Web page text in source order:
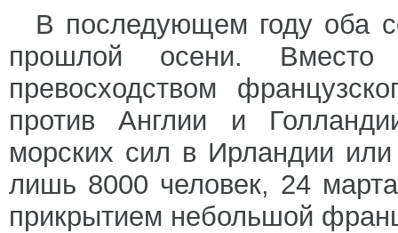
В последующем году оба
прошлой осени. Вместо
превосходством
против Англии и
морских сил в Ирландии
лишь 8000 человек, 24
прикрытием небольшой